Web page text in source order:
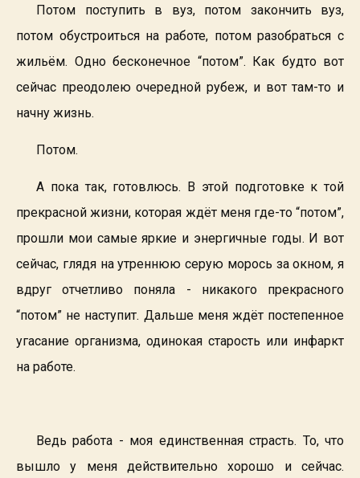
Потом поступить в вуз, потом закончить вуз,
потом обустроиться на работе, потом разобраться с
жильём. Одно бесконечное “потом”. Как будто вот
сейчас преодолею очередной рубеж, и вот там-то и
начну жизнь.
Потом.
А пока так, готовлюсь. В этой подготовке к той
прекрасной жизни, которая ждёт меня где-то “потом”,
прошли мои самые яркие и энергичные годы. И вот
сейчас, глядя на утреннюю серую морось за окном, я
вдруг отчетливо поняла - никакого прекрасного
“потом” не наступит. Дальше меня ждёт постепенное
угасание организма, одинокая старость или инфаркт
на работе.
Ведь работа - моя единственная страсть. То, что
вышло у меня действительно хорошо и сейчас.